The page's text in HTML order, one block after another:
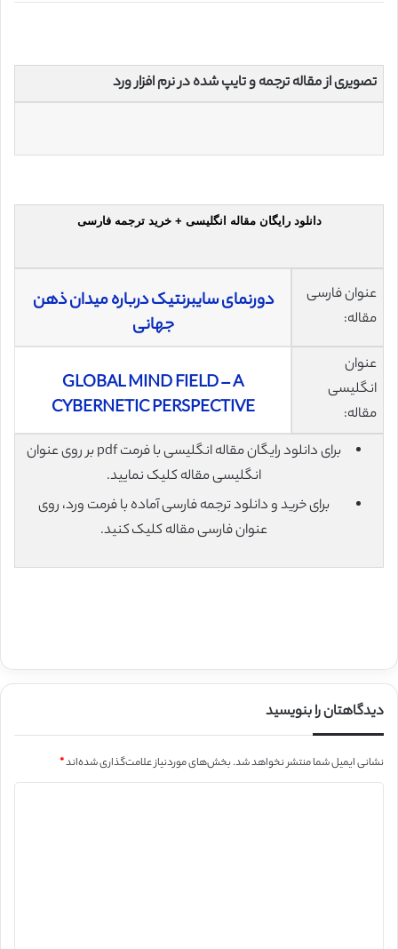
تصویری از مقاله ترجمه و تایپ شده در نرم افزار ورد
دانلود رایگان مقاله انگلیسی + خرید ترجمه فارسی
عنوان فارسی
مقاله:
دورنمای سایبرنتیک درباره میدان ذهن
جهانی
عنوان
انگلیسی
مقاله:
GLOBAL MIND FIELD – A
CYBERNETIC PERSPECTIVE
برای دانلود رایگان مقاله انگلیسی با فرمت pdf بر روی عنوان
انگلیسی مقاله کلیک نمایید.
برای خرید و دانلود ترجمه فارسی آماده با فرمت ورد، روی
عنوان فارسی مقاله کلیک کنید.
دیدگاهتان را بنویسید
نشانی ایمیل شما منتشر نخواهد شد.بخش‌های موردنیاز علامت‌گذاری شده‌اند*